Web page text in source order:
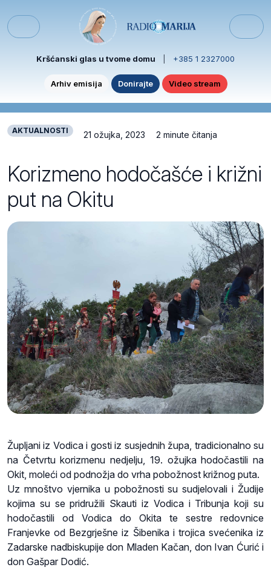
Menu
Kršćanski glas u tvome domu +385 1 2327000
Arhiv emisija Donirajte Video stream
AKTUALNOSTI 21 ožujka, 2023 2 minute čitanja
Korizmeno hodočašće i križni
put na Okitu
Župljani iz Vodica i gosti iz susjednih župa, tradicionalno su
na Četvrtu korizmenu nedjelju, 19. ožujka hodočastili na
Okit, moleći od podnožja do vrha pobožnost križnog puta.
Uz mnoštvo vjernika u pobožnosti su sudjelovali i Žudije
kojima su se pridružili Skauti iz Vodica i Tribunja koji su
hodočastili od Vodica do Okita te sestre redovnice
Franjevke od Bezgrješne iz Šibenika i trojica svećenika iz
Zadarske nadbiskupije don Mladen Kačan, don Ivan Ćurić i
don Gašpar Dodić.